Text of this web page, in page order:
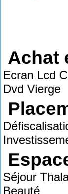
Achat
Ecran Lcd
Dvd Vierge
Séjour
Beauté